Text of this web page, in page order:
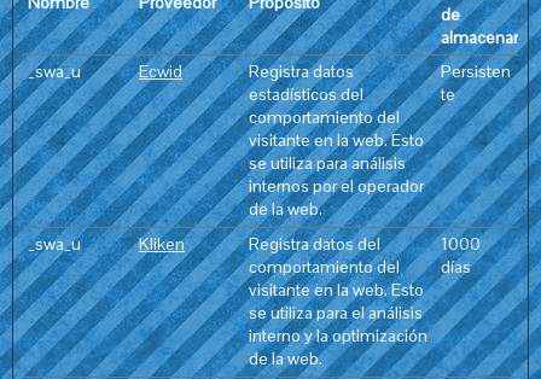
de
_swa_u
Ecwid
Registra datos
estadísticos del
comportamiento del
visitante en la web. Esto
se utiliza para análisis
internos por el operador
de la web.
Persisten
te
_swa_u Kliken
Registra datos del
comportamiento del
visitante en la web. Esto
se utiliza para el análisis
interno y la optimización
de la web.
1000
días